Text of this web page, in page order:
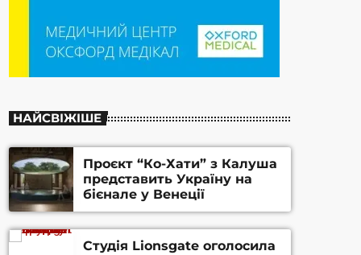
НАЙСВІЖІШЕ
Проєкт “Ко-Хати” з Калуша
представить Україну на
бієнале у Венеції
Студія Lionsgate оголосила